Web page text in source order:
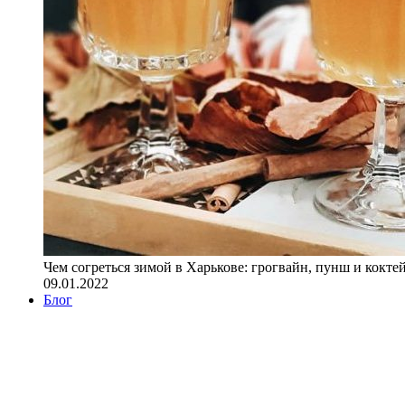
Чем согреться зимой в Харькове: грогвайн, пунш и
09.01.2022
Блог